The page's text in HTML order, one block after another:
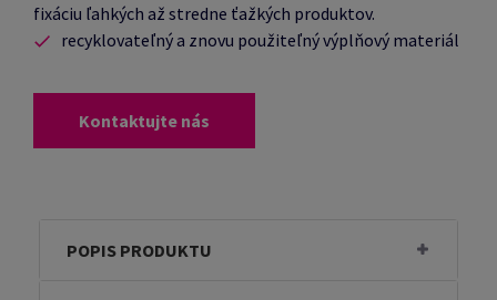
fixáciu ľahkých až stredne ťažkých produktov.
recyklovateľný a znovu použiteľný výplňový materiál
Kontaktujte nás
POPIS PRODUKTU